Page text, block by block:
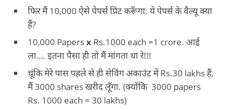
फिर मैं 10,000 ऐसे पेपर्स प्रिंट करूँगा. ये पेपर्स के वैल्यू क्या
हैं?
10,000 Papersx Rs.1000 each =1 crore. आई
ला…. इतना पैसा ही तो मैं मांगता था रे!!!
चूंकि मेरे पास पहले से ही सेविंग अकाउंट में Rs.30 lakhs हैं,
मैं 3000 shares खरीद लूँगा. (क्योंकि 3000 papers
Rs. 1000 each = 30 lakhs)